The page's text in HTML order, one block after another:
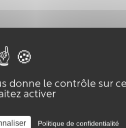
donne le contrôle sur
activer
Politique de confidentialité